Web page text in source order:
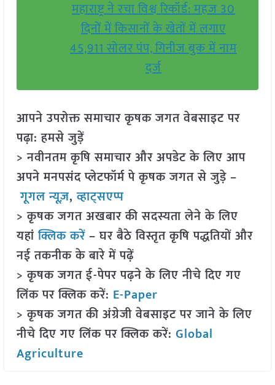
महाराष्ट्र ने रचा विश्व रिकॉर्ड: महज 30
दिनों में किसानों के खेतों में लगाए
45,911 सोलर पंप, गिनीज बुक में नाम
दर्ज
आपने उपरोक्त समाचार कृषक जगत वेबसाइट पर
पढ़ा: हमसे जुड़ें
> नवीनतम कृषि समाचार और अपडेट के लिए आप
अपने मनपसंद प्लेटफॉर्म पे कृषक जगत से जुड़े –
गूगल न्यूज़,व्हाट्सएप्प
> कृषक जगत अखबार की सदस्यता लेने के लिए
यहांक्लिक करें– घर बैठे विस्तृत कृषि पद्धतियों और
नई तकनीक के बारे में पढ़ें
> कृषक जगत ई-पेपर पढ़ने के लिए नीचे दिए गए
लिंक पर क्लिक करें: E-Paper
> कृषक जगत की अंग्रेजी वेबसाइट पर जाने के लिए
नीचे दिए गए लिंक पर क्लिक करें: Global
Agriculture